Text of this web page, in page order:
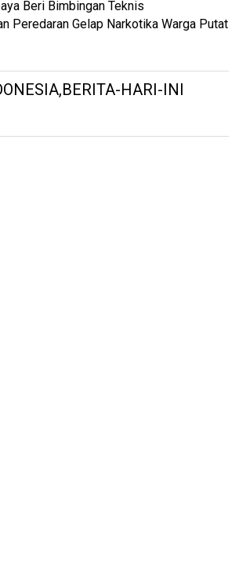
Beri Bimbingan Teknis
Peredaran Gelap Narkotika Warga Putat
HARI-INI